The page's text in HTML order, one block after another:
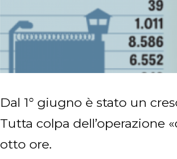
Dal 1° giugno è stato un
Tutta colpa dell’operazione
otto ore.